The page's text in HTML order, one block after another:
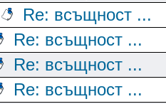
Re: всъщност ...
Re: всъщност ...
Re: всъщност ...
Re: всъщност ...